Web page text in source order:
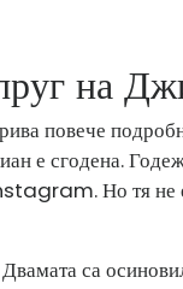
на
повече
е сгодена.
Но тя не
са